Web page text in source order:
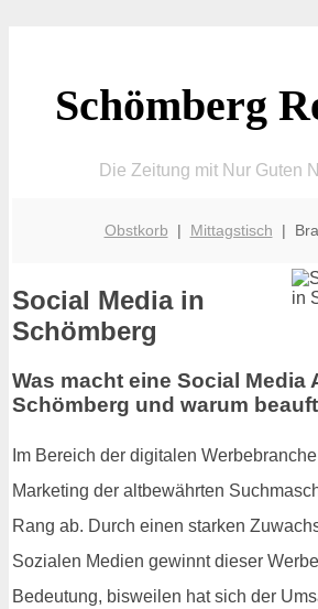
Schömberg
Die Zeitung mit Nur Guten
Obstkorb | Mittagstisch |
Social Media in
Schömberg
Was macht eine Social Media
Schömberg und warum
Im Bereich der digitalen
Marketing der altbewährten
Rang ab. Durch einen starken
Sozialen Medien gewinnt dieser
Bedeutung, bisweilen hat sich der